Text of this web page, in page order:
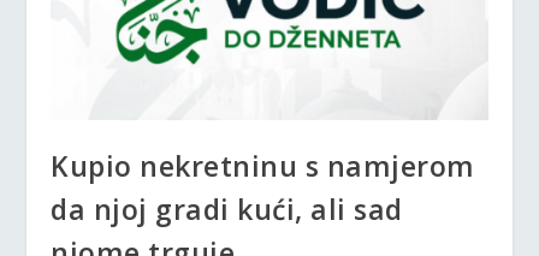
Kupio nekretninu s namjerom
da njoj gradi kući, ali sad